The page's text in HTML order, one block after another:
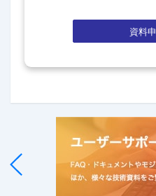
資料